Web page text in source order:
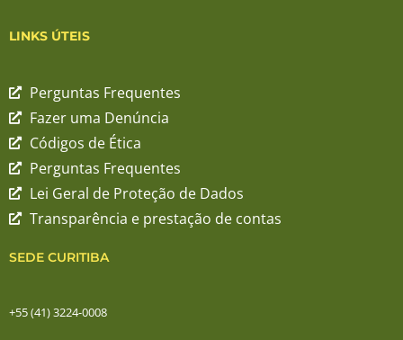
LINKS ÚTEIS
Perguntas Frequentes
Fazer uma Denúncia
Códigos de Ética
Perguntas Frequentes
Lei Geral de Proteção de Dados
Transparência e prestação de contas
SEDE CURITIBA
+55 (41) 3224-0008